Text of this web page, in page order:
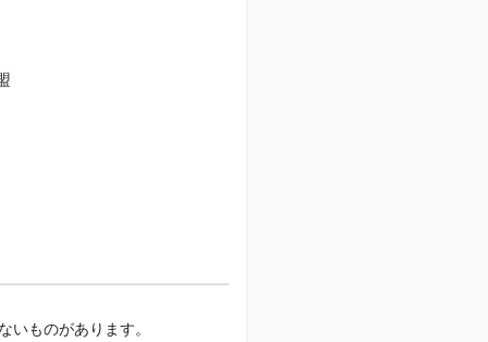
いものがあります。